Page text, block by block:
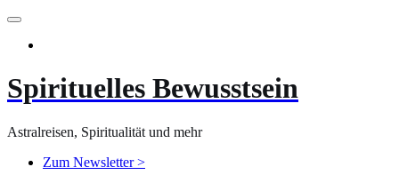
Zum
springen
Spirituelles Bewusstsein
Astralreisen, Spiritualität und mehr
Zum Newsletter >